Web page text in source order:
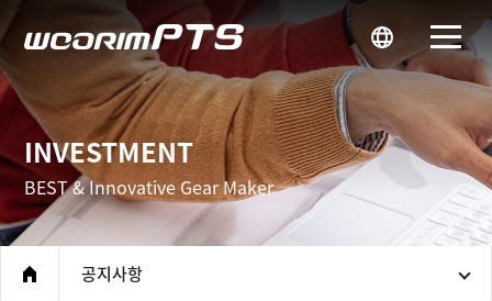
우림피티에스
INVESTMENT
BEST & Innovative Gear Maker
home
공지사항